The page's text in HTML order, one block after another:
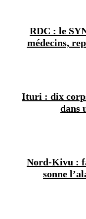
RDC : le
médecins,
Ituri : dix
dans
Nord-Kivu :
sonne